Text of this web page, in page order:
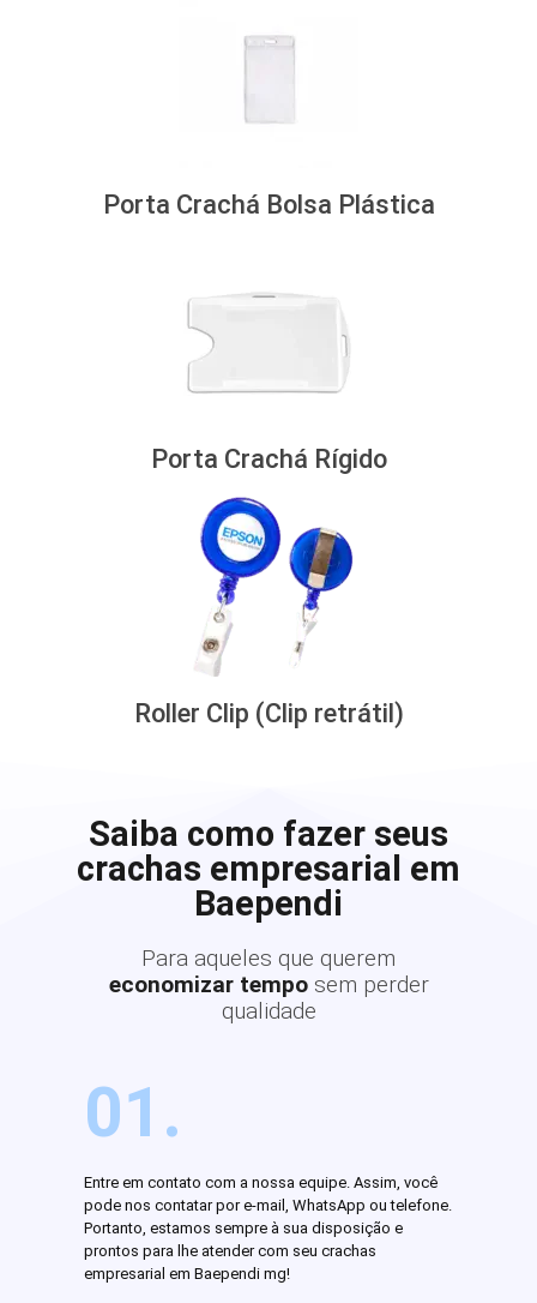
Porta Crachá Bolsa Plástica
Porta Crachá Rígido
Roller Clip (Clip retrátil)
Saiba como fazer seus
crachas empresarial em
Baependi
Para aqueles que querem
economizar tempo sem perder
qualidade
01.
Entre em contato com a nossa equipe. Assim, você
pode nos contatar por e-mail, WhatsApp ou telefone.
Portanto, estamos sempre à sua disposição e
prontos para lhe atender com seu crachas
empresarial em Baependi mg!